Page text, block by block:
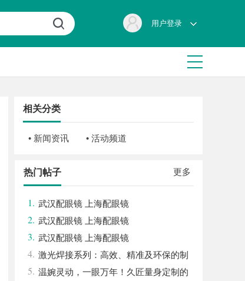
用户登录
相关分类
• 新闻资讯 • 活动频道
更多
热门帖子
1. 武汉配眼镜 上海配眼镜
2. 武汉配眼镜 上海配眼镜
3. 武汉配眼镜 上海配眼镜
4. 激光焊接系列：高效、精准及环保的制
造解决方案
5. 温婉灵动，一眼万年！久匠量身定制的